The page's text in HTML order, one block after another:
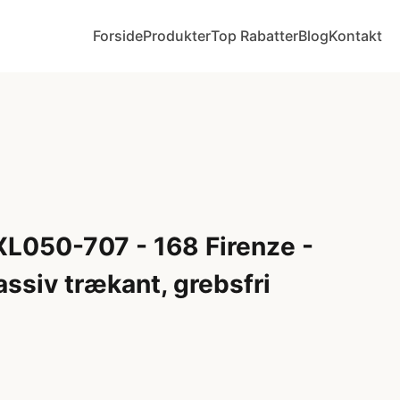
ForsideProdukterTop RabatterBlogKontakt
707 - 168 Firenze -
trækant, grebsfri